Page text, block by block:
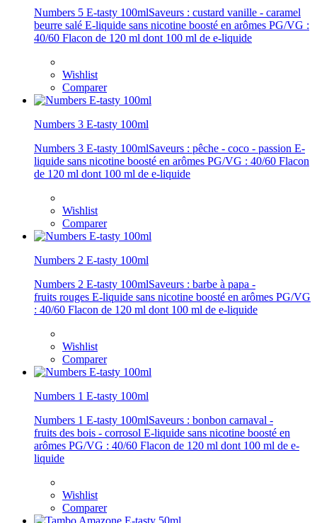
Numbers 5 E-tasty 100mlSaveurs : custard vanille - caramel
beurre salé E-liquide sans nicotine boosté en arômes PG/VG :
40/60 Flacon de 120 ml dont 100 ml de e-liquide
Wishlist
Comparer
Numbers 3 E-tasty 100ml
Numbers 3 E-tasty 100mlSaveurs : pêche - coco - passion E-
liquide sans nicotine boosté en arômes PG/VG : 40/60 Flacon
de 120 ml dont 100 ml de e-liquide
Wishlist
Comparer
Numbers 2 E-tasty 100ml
Numbers 2 E-tasty 100mlSaveurs : barbe à papa -
fruits rouges E-liquide sans nicotine boosté en arômes PG/VG
: 40/60 Flacon de 120 ml dont 100 ml de e-liquide
Wishlist
Comparer
Numbers 1 E-tasty 100ml
Numbers 1 E-tasty 100mlSaveurs : bonbon carnaval -
fruits des bois - corrosol E-liquide sans nicotine boosté en
arômes PG/VG : 40/60 Flacon de 120 ml dont 100 ml de e-
liquide
Wishlist
Comparer